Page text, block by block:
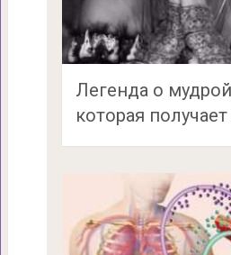
Легенда о
которая